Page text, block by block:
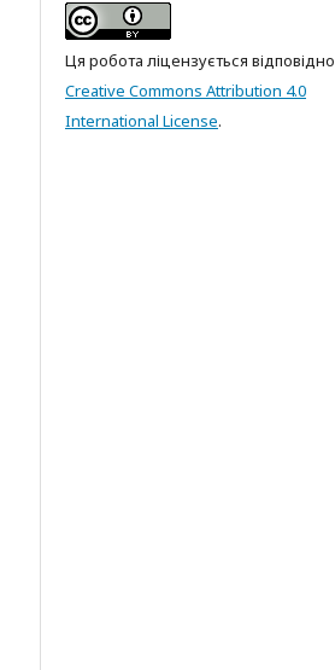
Ця робота ліцензується
Creative Commons Attribution 4.0
International License.